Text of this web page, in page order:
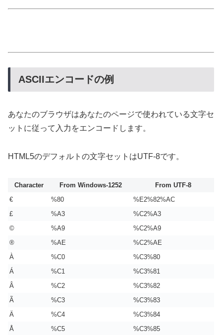
ASCIIエンコードの例
あなたのブラウザはあなたのページで使われている文字セ
ットに従って入力をエンコードします。
HTML5のデフォルトの文字セットはUTF-8です。
Character From Windows-1252
From UTF-8
€
%80
%E2%82%AC
£
%A3
%C2%A3
©
%A9
%C2%A9
®
%AE
%C2%AE
À
%C0
%C3%80
Á
%C1
%C3%81
Â
%C2
%C3%82
Ã
%C3
%C3%83
Ä
%C4
%C3%84
Å
%C5 %C3%85